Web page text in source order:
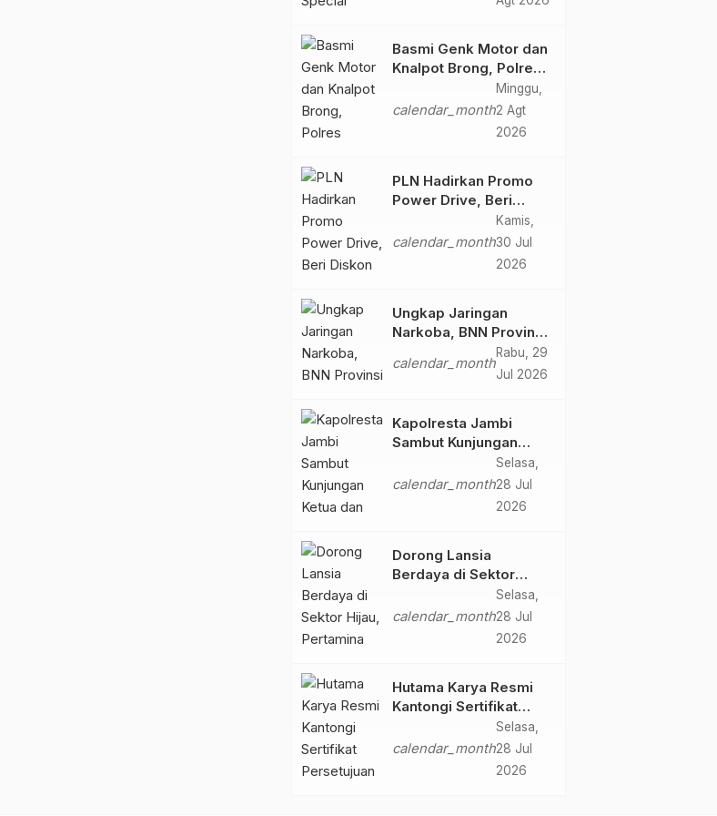
Basmi Genk Motor dan
Knalpot Brong, Polres
Tanjab Barat Amankan
Belasan Kendaraan
calendar_month
Minggu,
2 Agt
2026
PLN Hadirkan Promo
Power Drive, Beri
Diskon Tambah Daya
50% di Ajang GIIAS
calendar_month
Kamis,
30 Jul
2026
Ungkap Jaringan
Narkoba, BNN Provinsi
Jambi dan Bea Cukai
Amankan Sembilan
Gram Sabu
calendar_month
Rabu, 29
Jul 2026
Kapolresta Jambi
Sambut Kunjungan
Ketua dan Pengurus
PWI Kota Jambi
Perkuat Sinergi dan
calendar_month
Selasa,
28 Jul
2026
Dorong Lansia
Berdaya di Sektor
Hijau, Pertamina EP
Jambi Gagas
Lansiapreneur Batik
calendar_month
Selasa,
28 Jul
2026
Hutama Karya Resmi
Kantongi Sertifikat
Persetujuan Laik
Fungsi Struktur
Jembatan Musi V Tol
calendar_month
Selasa,
28 Jul
2026